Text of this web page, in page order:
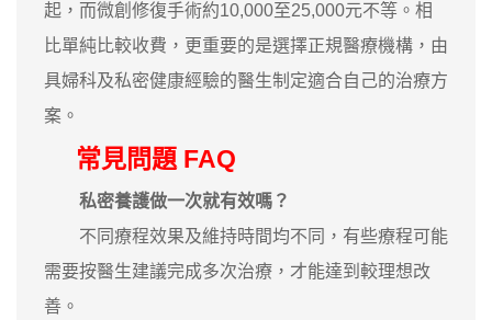
起，而微創修復手術約10,000至25,000元不等。相
比單純比較收費，更重要的是選擇正規醫療機構，由
具婦科及私密健康經驗的醫生制定適合自己的治療方
案。
常見問題 FAQ
私密養護做一次就有效嗎？
不同療程效果及維持時間均不同，有些療程可能
需要按醫生建議完成多次治療，才能達到較理想改
善。